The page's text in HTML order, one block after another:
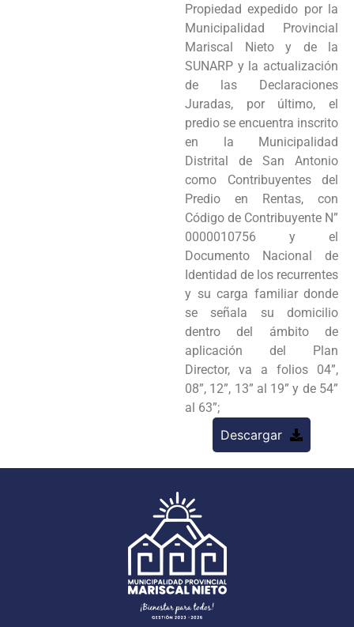
Propiedad expedido por la
Municipalidad Provincial
Mariscal Nieto y de la
SUNARP y la actualización
de las Declaraciones
Juradas, por último, el
predio se encuentra inscrito
en la Municipalidad
Distrital de San Antonio
como Contribuyentes del
Predio en Rentas, con
Código de Contribuyente N”
0000010756 y el
Documento Nacional de
Identidad de los recurrentes
y su carga familiar donde
se señala su domicilio
dentro del ámbito de
aplicación del Plan
Director, va a folios 04”,
08”, 12”, 13” al 19” y de 54”
al 63”;
Descargar